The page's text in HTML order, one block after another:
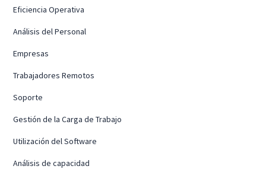
Eficiencia Operativa
Análisis del Personal
Empresas
Trabajadores Remotos
Soporte
Gestión de la Carga de Trabajo
Utilización del Software
Análisis de capacidad